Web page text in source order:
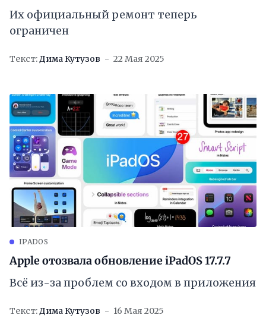
Их официальный ремонт теперь
ограничен
Текст: Дима Кутузов 22 Мая 2025
IPADOS
Apple отозвала обновление iPadOS 17.7.7
Всё из-за проблем со входом в приложения
Текст: Дима Кутузов 16 Мая 2025